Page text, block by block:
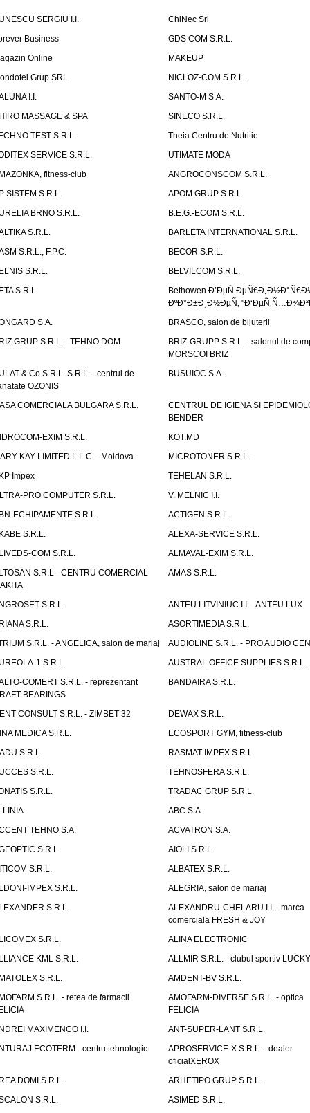
SERGIU I.I.
ChiNec Srl
Business
GDS COM S.R.L.
Online
MAKEUP
Grup SRL
NICLOZ-COM S.R.L.
I.I.
SANTO-M S.A.
MASSAGE & SPA
SINECO S.R.L.
TEST S.R.L
Theia Centru de Nutritie
SERVICE S.R.L.
UTIMATE MODA
fitness-club
ANGROCONSCOM S.R.L.
SISTEM S.R.L.
APOM GRUP S.R.L.
BRNO S.R.L.
B.E.G.-ECOM S.R.L.
S.R.L.
BARLETA INTERNATIONAL S.R.L.
S.R.L., F.P.C.
BECOR S.R.L.
S.R.L.
BELVILCOM S.R.L.
S.R.L.
Bethowen
ÐºÐ°Ð±Ð¸Ð½ÐµÑ‚
S.A.
BRASCO, salon de bijuterii
GRUP S.R.L. - TEHNO DOM
BRIZ-GRUPP S.R.L. - salonul de
MORSCOI BRIZ
& Co S.R.L. S.R.L. - centrul de
OZONIS
BUSUIOC S.A.
COMERCIALA BULGARA S.R.L.
CENTRUL DE IGIENA SI
BENDER
EXIM S.R.L.
KOT.MD
KAY LIMITED L.L.C. - Moldova
MICROTONER S.R.L.
Impex
TEHELAN S.R.L.
PRO COMPUTER S.R.L.
V. MELNIC I.I.
ECHIPAMENTE S.R.L.
ACTIGEN S.R.L.
S.R.L.
ALEXA-SERVICE S.R.L.
COM S.R.L.
ALMAVAL-EXIM S.R.L.
S.R.L - CENTRU COMERCIAL
AMAS S.R.L.
S.R.L.
ANTEU LITVINIUC I.I. - ANTEU LUX
S.R.L.
ASORTIMEDIA S.R.L.
S.R.L. - ANGELICA, salon de mariaj
AUDIOLINE S.R.L. - PRO AUDIO
1 S.R.L.
AUSTRAL OFFICE SUPPLIES S.R.L.
COMERT S.R.L. - reprezentant
BEARINGS
BANDAIRA S.R.L.
CONSULT S.R.L. - ZIMBET 32
DEWAX S.R.L.
MEDICA S.R.L.
ECOSPORT GYM, fitness-club
S.R.L.
RASMAT IMPEX S.R.L.
S.R.L.
TEHNOSFERA S.R.L.
S.R.L.
TRADAC GRUP S.R.L.
LINIA
ABC S.A.
TEHNO S.A.
ACVATRON S.A.
S.R.L
AIOLI S.R.L.
S.R.L.
ALBATEX S.R.L.
IMPEX S.R.L.
ALEGRIA, salon de mariaj
S.R.L.
ALEXANDRU-CHELARU I.I. - marca
comerciala FRESH & JOY
S.R.L.
ALINA ELECTRONIC
KML S.R.L.
ALLMIR S.R.L. - clubul sportiv
S.R.L.
AMDENT-BV S.R.L.
S.R.L. - retea de farmacii
AMOFARM-DIVERSE S.R.L. - optica
FELICIA
MAXIMENCO I.I.
ANT-SUPER-LANT S.R.L.
ECOTERM - centru tehnologic
APROSERVICE-X S.R.L. - dealer
oficialXEROX
DOMI S.R.L.
ARHETIPO GRUP S.R.L.
S.R.L.
ASIMED S.R.L.